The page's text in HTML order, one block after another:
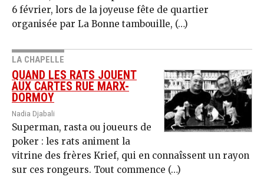
6 février, lors de la joyeuse fête de quartier
organisée par La Bonne tambouille, (…)
LA CHAPELLE
QUAND LES RATS JOUENT
AUX CARTES RUE MARX-
DORMOY
Nadia Djabali
Superman, rasta ou joueurs de
poker : les rats animent la
vitrine des frères Krief, qui en connaîssent un rayon
sur ces rongeurs. Tout commence (…)